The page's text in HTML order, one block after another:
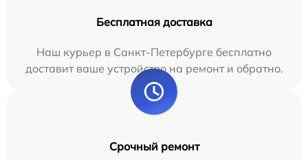
Бесплатная доставка
Наш курьер в Санкт-Петербурге бесплатно
доставит ваше устройство на ремонт и обратно.
Срочный ремонт